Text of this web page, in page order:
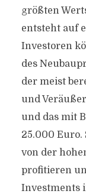
größten
entsteht auf
Investoren
des
der meist
und
und das mit
25.000
von der
profitieren
Investments